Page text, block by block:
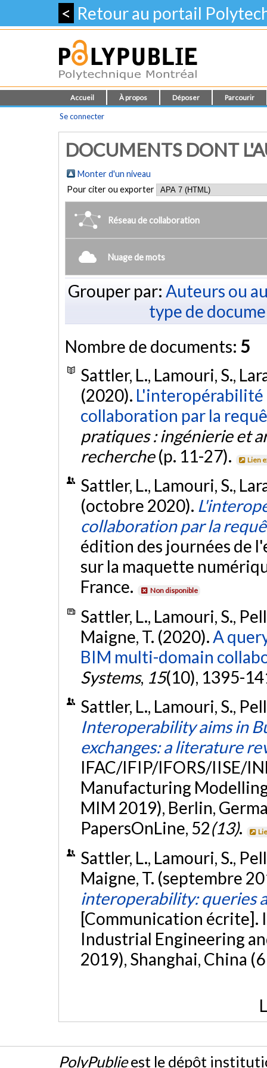
< Retour au portail
Accueil À propos Déposer Parcourir
Se connecter
DOCUMENTS DONT
Monter d'un niveau
Pour citer ou exporter
Réseau de collaboration
Nuage de mots
Grouper par: Auteurs ou
type de
Nombre de documents: 5
Sattler, L., Lamouri, S.,
(2020). L'interopérabilité
collaboration par la
pratiques : ingénierie et
recherche(p. 11-27). Lien
Sattler, L., Lamouri, S.,
(octobre 2020).
collaboration par la
édition des journées de
sur la maquette
France.
Non disponible
Sattler, L., Lamouri, S.,
Maigne, T. (2020). A
BIM multi-domain
Systems, 15(10), 1395-
Sattler, L., Lamouri, S.,
Interoperability aims in
exchanges: a literature
IFAC/IFIP/IFORS/IISE/
Manufacturing
MIM 2019), Berlin,
PapersOnLine, 52(13).
Sattler, L., Lamouri, S.,
Maigne, T. (septembre
interoperability: queries
[Communication écrite].
Industrial Engineering
2019), Shanghai, China
PolyPublieest le dépôt